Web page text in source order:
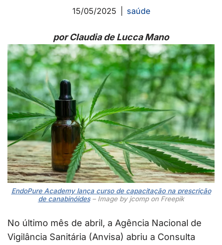
15/05/2025 saúde
por Claudia de Lucca Mano
EndoPure Academy lança curso de capacitação na prescrição
de canabinóides– Image by jcomp on Freepik
No último mês de abril, a Agência Nacional de
Vigilância Sanitária (Anvisa) abriu a Consulta